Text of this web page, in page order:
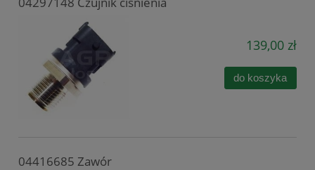
139,00 zł
do koszyka
04416685 Zawór